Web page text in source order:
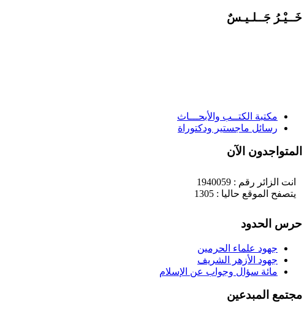
خَــيْـرُ جَــلـيـسٌ
مكتبة الكتــب والأبحـــاث
رسائل ماجستير ودكتوراة
المتواجدون الآن
انت الزائر رقم : 1940059
يتصفح الموقع حاليا : 1305
حرس الحدود
جهود علماء الحرمين
جهود الأزهر الشريف
مائة سؤال وجواب عن الإسلام
مجتمع المبدعين